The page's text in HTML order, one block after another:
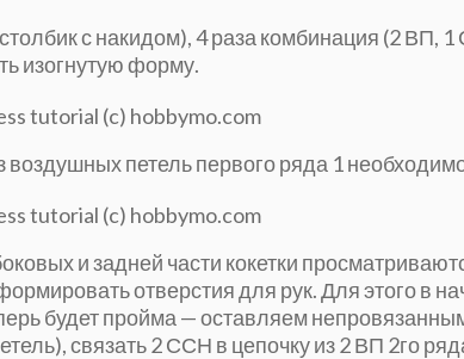
с накидом), 4 раза комбинация (2 ВП,
изогнутую форму.
воздушных петель первого ряда 1
и задней части кокетки
отверстия для рук. Для этого в
будет пройма — оставляем
связать 2 ССН в цепочку из 2 ВП 2го